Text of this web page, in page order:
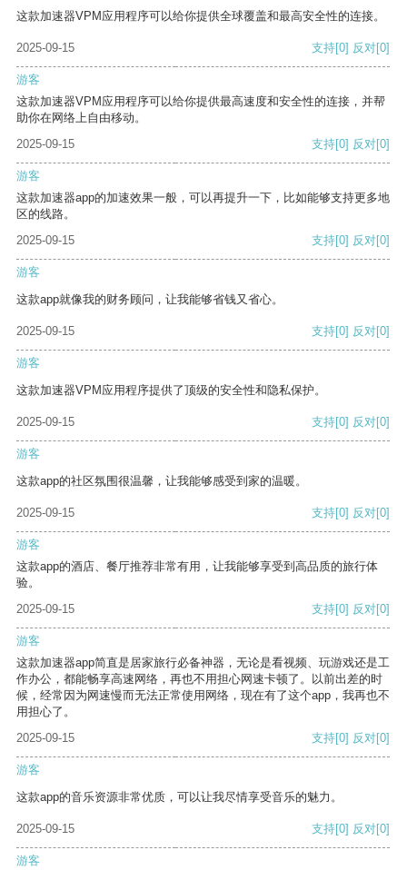
这款加速器VPM应用程序可以给你提供全球覆盖和最高安全性的连接。
2025-09-15 支持[0] 反对[0]
游客
这款加速器VPM应用程序可以给你提供最高速度和安全性的连接，并帮
助你在网络上自由移动。
2025-09-15
支持[0] 反对[0]
游客
这款加速器app的加速效果一般，可以再提升一下，比如能够支持更多地
区的线路。
2025-09-15
支持[0] 反对[0]
游客
这款app就像我的财务顾问，让我能够省钱又省心。
2025-09-15 支持[0] 反对[0]
游客
这款加速器VPM应用程序提供了顶级的安全性和隐私保护。
2025-09-15 支持[0] 反对[0]
游客
这款app的社区氛围很温馨，让我能够感受到家的温暖。
2025-09-15 支持[0] 反对[0]
游客
这款app的酒店、餐厅推荐非常有用，让我能够享受到高品质的旅行体
验。
2025-09-15
支持[0] 反对[0]
游客
这款加速器app简直是居家旅行必备神器，无论是看视频、玩游戏还是工
作办公，都能畅享高速网络，再也不用担心网速卡顿了。以前出差的时
候，经常因为网速慢而无法正常使用网络，现在有了这个app，我再也不
用担心了。
2025-09-15
支持[0] 反对[0]
游客
这款app的音乐资源非常优质，可以让我尽情享受音乐的魅力。
2025-09-15 支持[0] 反对[0]
游客